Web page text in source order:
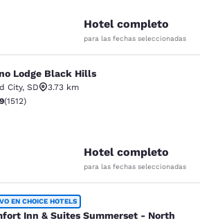
Hotel completo
para las fechas seleccionadas
Black Hills
Lodge Black Hills
City, SD
3.73 km
de 2.92 estrellas. Feria. 1512 reseñas
(1512)
Hotel completo
para las fechas seleccionadas
& Suites Summerset -
EN CHOICE HOTELS
Inn & Suites Summerset - North